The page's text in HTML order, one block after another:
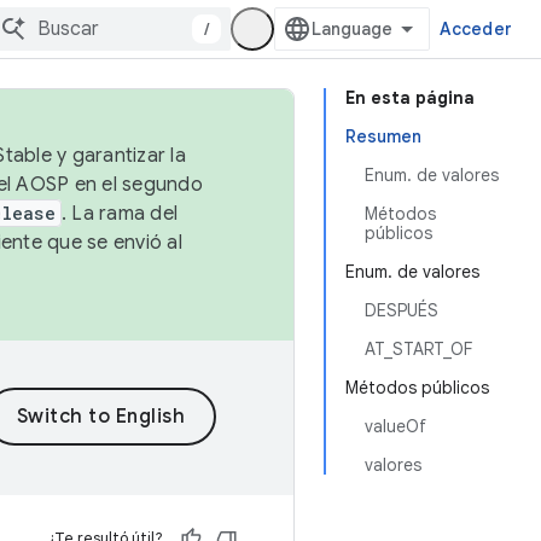
/ Acceder
En esta página
Resumen
Enum. de valores
Métodos
públicos
Enum. de valores
DESPUÉS
AT_START_OF
Métodos públicos
valueOf
valores
y garantizar la
AOSP en el segundo
. La rama del
que se envió al